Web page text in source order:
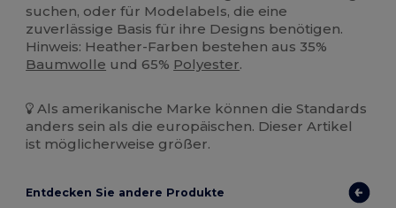
suchen, oder für Modelabels, die eine
zuverlässige Basis für ihre Designs benötigen.
Hinweis: Heather-Farben bestehen aus 35%
Baumwolle und 65% Polyester.
Als amerikanische Marke können die Standards
anders sein als die europäischen. Dieser Artikel
ist möglicherweise größer.
Entdecken Sie andere Produkte